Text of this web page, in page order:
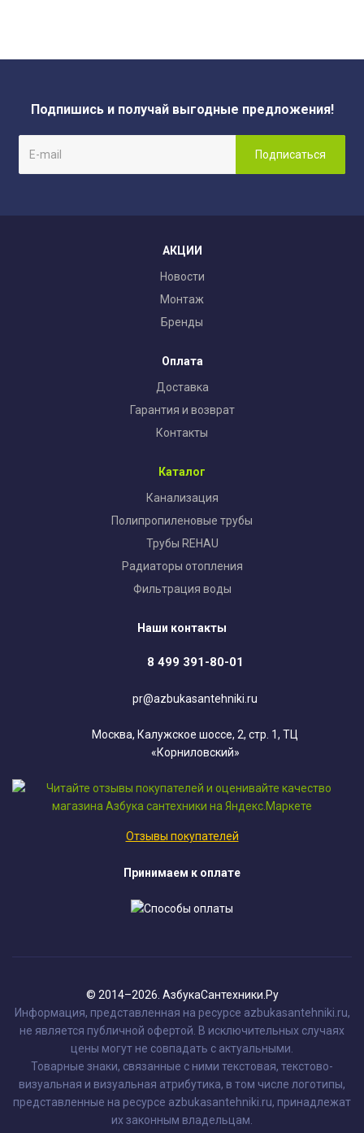
Подпишись и получай выгодные предложения!
АКЦИИ
Новости
Монтаж
Бренды
Оплата
Доставка
Гарантия и возврат
Контакты
Каталог
Канализация
Полипропиленовые трубы
Трубы REHAU
Радиаторы отопления
Фильтрация воды
Наши контакты
8 499 391-80-01
pr@azbukasantehniki.ru
Москва, Калужское шоссе, 2, стр. 1, ТЦ
«Корниловский»
Отзывы покупателей
Принимаем к оплате
© 2014–2026. АзбукаСантехники.Ру
Информация, представленная на ресурсе azbukasantehniki.ru,
не является публичной офертой. В исключительных случаях
цены могут не совпадать с актуальными.
Товарные знаки, связанные с ними текстовая, текстово-
визуальная и визуальная атрибутика, в том числе логотипы,
представленные на ресурсе azbukasantehniki.ru, принадлежат
их законным владельцам.